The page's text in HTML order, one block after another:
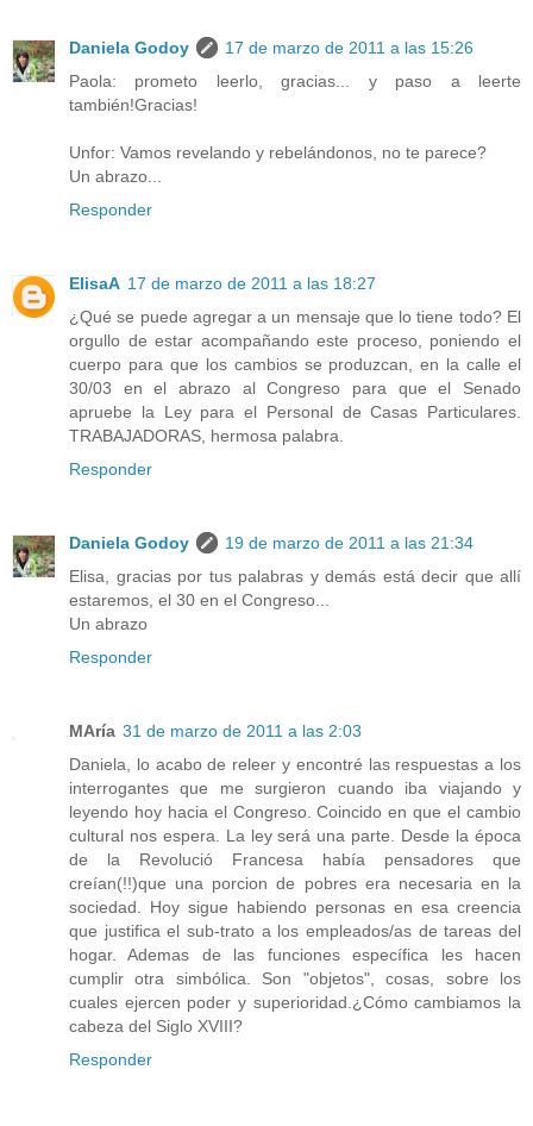
Daniela Godoy
17 de marzo de 2011 a las 15:26
Paola: prometo leerlo, gracias... y paso a leerte
también!Gracias!
Unfor: Vamos revelando y rebelándonos, no te parece?
Un abrazo...
Responder
ElisaA 17 de marzo de 2011 a las 18:27
¿Qué se puede agregar a un mensaje que lo tiene todo? El
orgullo de estar acompañando este proceso, poniendo el
cuerpo para que los cambios se produzcan, en la calle el
30/03 en el abrazo al Congreso para que el Senado
apruebe la Ley para el Personal de Casas Particulares.
TRABAJADORAS, hermosa palabra.
Responder
Daniela Godoy
19 de marzo de 2011 a las 21:34
Elisa, gracias por tus palabras y demás está decir que allí
estaremos, el 30 en el Congreso...
Un abrazo
Responder
MAría 31 de marzo de 2011 a las 2:03
Daniela, lo acabo de releer y encontré las respuestas a los
interrogantes que me surgieron cuando iba viajando y
leyendo hoy hacia el Congreso. Coincido en que el cambio
cultural nos espera. La ley será una parte. Desde la época
de la Revolució Francesa había pensadores que
creían(!!)que una porcion de pobres era necesaria en la
sociedad. Hoy sigue habiendo personas en esa creencia
que justifica el sub-trato a los empleados/as de tareas del
hogar. Ademas de las funciones específica les hacen
cumplir otra simbólica. Son "objetos", cosas, sobre los
cuales ejercen poder y superioridad.¿Cómo cambiamos la
cabeza del Siglo XVIII?
Responder